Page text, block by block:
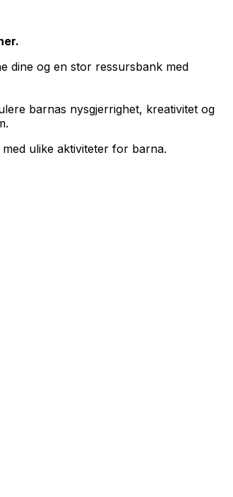
dine og en stor ressursbank med
barnas nysgjerrighet, kreativitet og
ulike aktiviteter for barna.